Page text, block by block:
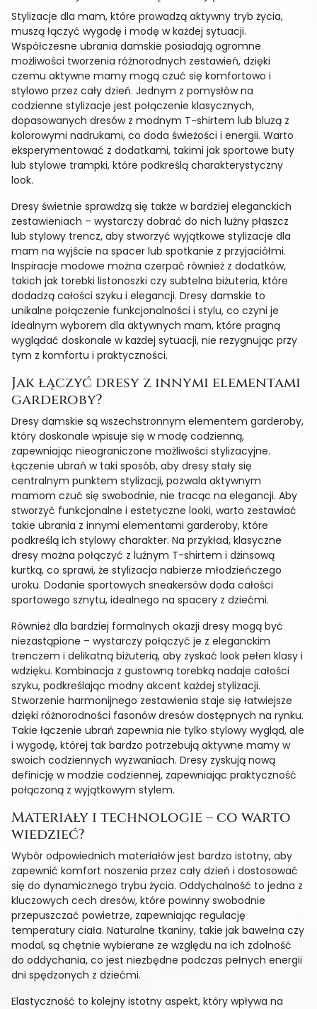
Stylizacje dla mam, które prowadzą aktywny tryb życia,
muszą łączyć wygodę i modę w każdej sytuacji.
Współczesne ubrania damskie posiadają ogromne
możliwości tworzenia różnorodnych zestawień, dzięki
czemu aktywne mamy mogą czuć się komfortowo i
stylowo przez cały dzień. Jednym z pomysłów na
codzienne stylizacje jest połączenie klasycznych,
dopasowanych dresów z modnym T-shirtem lub bluzą z
kolorowymi nadrukami, co doda świeżości i energii. Warto
eksperymentować z dodatkami, takimi jak sportowe buty
lub stylowe trampki, które podkreślą charakterystyczny
look.
Dresy świetnie sprawdzą się także w bardziej eleganckich
zestawieniach – wystarczy dobrać do nich luźny płaszcz
lub stylowy trencz, aby stworzyć wyjątkowe stylizacje dla
mam na wyjście na spacer lub spotkanie z przyjaciółmi.
Inspiracje modowe można czerpać również z dodatków,
takich jak torebki listonoszki czy subtelna biżuteria, które
dodadzą całości szyku i elegancji. Dresy damskie to
unikalne połączenie funkcjonalności i stylu, co czyni je
idealnym wyborem dla aktywnych mam, które pragną
wyglądać doskonale w każdej sytuacji, nie rezygnując przy
tym z komfortu i praktyczności.
Jak łączyć dresy z innymi elementami
garderoby?
Dresy damskie są wszechstronnym elementem garderoby,
który doskonale wpisuje się w modę codzienną,
zapewniając nieograniczone możliwości stylizacyjne.
Łączenie ubrań w taki sposób, aby dresy stały się
centralnym punktem stylizacji, pozwala aktywnym
mamom czuć się swobodnie, nie tracąc na elegancji. Aby
stworzyć funkcjonalne i estetyczne looki, warto zestawiać
takie ubrania z innymi elementami garderoby, które
podkreślą ich stylowy charakter. Na przykład, klasyczne
dresy można połączyć z luźnym T-shirtem i dżinsową
kurtką, co sprawi, że stylizacja nabierze młodzieńczego
uroku. Dodanie sportowych sneakersów doda całości
sportowego sznytu, idealnego na spacery z dziećmi.
Również dla bardziej formalnych okazji dresy mogą być
niezastąpione – wystarczy połączyć je z eleganckim
trenczem i delikatną biżuterią, aby zyskać look pełen klasy i
wdzięku. Kombinacja z gustowną torebką nadaje całości
szyku, podkreślając modny akcent każdej stylizacji.
Stworzenie harmonijnego zestawienia staje się łatwiejsze
dzięki różnorodności fasonów dresów dostępnych na rynku.
Takie łączenie ubrań zapewnia nie tylko stylowy wygląd, ale
i wygodę, której tak bardzo potrzebują aktywne mamy w
swoich codziennych wyzwaniach. Dresy zyskują nową
definicję w modzie codziennej, zapewniając praktyczność
połączoną z wyjątkowym stylem.
Materiały i technologie – co warto
wiedzieć?
Wybór odpowiednich materiałów jest bardzo istotny, aby
zapewnić komfort noszenia przez cały dzień i dostosować
się do dynamicznego trybu życia. Oddychalność to jedna z
kluczowych cech dresów, które powinny swobodnie
przepuszczać powietrze, zapewniając regulację
temperatury ciała. Naturalne tkaniny, takie jak bawełna czy
modal, są chętnie wybierane ze względu na ich zdolność
do oddychania, co jest niezbędne podczas pełnych energii
dni spędzonych z dziećmi.
Elastyczność to kolejny istotny aspekt, który wpływa na